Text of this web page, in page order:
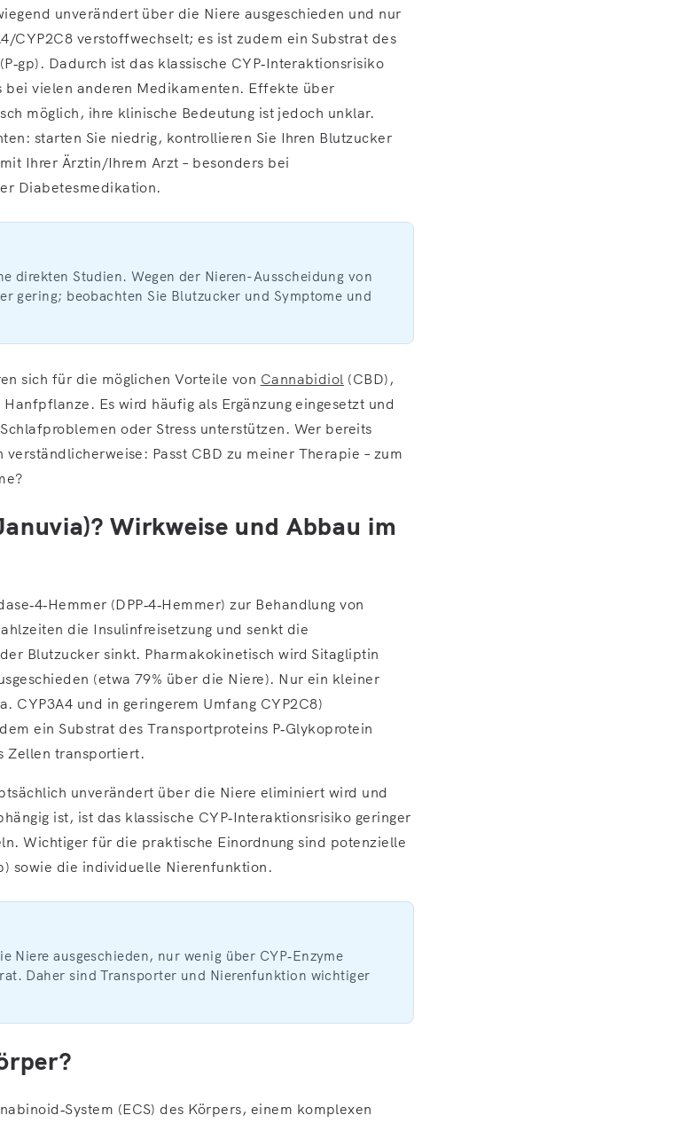
unverändert über die Niere ausgeschieden und nur
CYP2C8 verstoffwechselt; es ist zudem ein Substrat des
Dadurch ist das klassische CYP‑Interaktionsrisiko
bei vielen anderen Medikamenten. Effekte über
möglich, ihre klinische Bedeutung ist jedoch unklar.
starten Sie niedrig, kontrollieren Sie Ihren Blutzucker
Ihrer Ärztin/Ihrem Arzt – besonders bei
Diabetesmedikation.
direkten Studien. Wegen der Nieren-Ausscheidung von
gering; beobachten Sie Blutzucker und Symptome und
sich für die möglichen Vorteile von Cannabidiol (CBD),
Es wird häufig als Ergänzung eingesetzt und
oder Stress unterstützen. Wer bereits
Passt CBD zu meiner Therapie – zum
Wirkweise und Abbau im
(DPP‑4‑Hemmer) zur Behandlung von
die Insulinfreisetzung und senkt die
Blutzucker sinkt. Pharmakokinetisch wird Sitagliptin
(etwa 79% über die Niere). Nur ein kleiner
CYP3A4 und in geringerem Umfang CYP2C8)
ein Substrat des Transportproteins P‑Glykoprotein
Zellen transportiert.
unverändert über die Niere eliminiert wird und
ist, ist das klassische CYP‑Interaktionsrisiko geringer
Wichtiger für die praktische Einordnung sind potenzielle
sowie die individuelle Nierenfunktion.
Niere ausgeschieden, nur wenig über CYP‑Enzyme
Daher sind Transporter und Nierenfunktion wichtiger
(ECS) des Körpers, einem komplexen